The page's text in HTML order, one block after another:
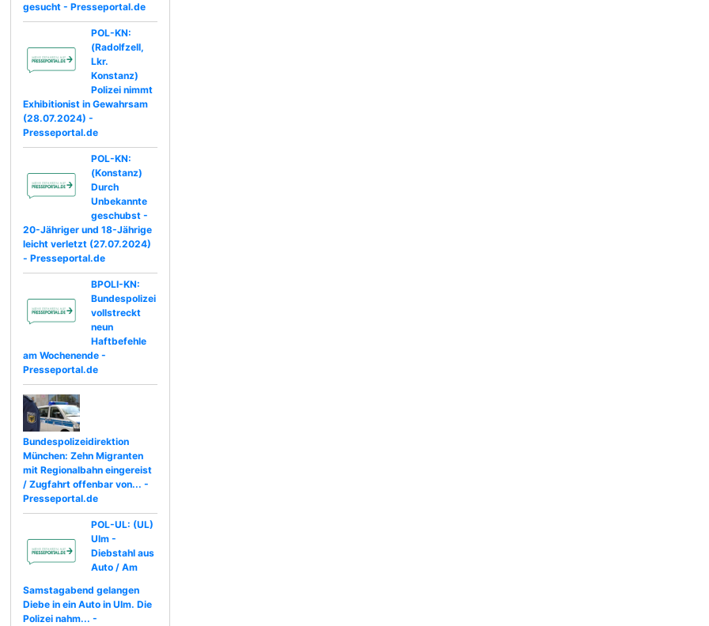
gesucht - Presseportal.de
POL-KN:
(Radolfzell,
Lkr.
Konstanz)
Polizei nimmt
Exhibitionist in Gewahrsam
(28.07.2024) -
Presseportal.de
POL-KN:
(Konstanz)
Durch
Unbekannte
geschubst -
20-Jähriger und 18-Jährige
leicht verletzt (27.07.2024)
- Presseportal.de
BPOLI-KN:
Bundespolizei
vollstreckt
neun
Haftbefehle
am Wochenende -
Presseportal.de
Bundespolizeidirektion
München: Zehn Migranten
mit Regionalbahn eingereist
/ Zugfahrt offenbar von... -
Presseportal.de
POL-UL: (UL)
Ulm -
Diebstahl aus
Auto / Am
Samstagabend gelangen
Diebe in ein Auto in Ulm. Die
Polizei nahm... -